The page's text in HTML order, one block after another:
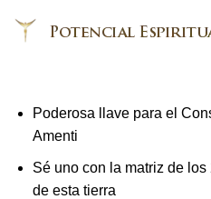
Poderosa llave para el
Amenti
Sé uno con la matriz de
de esta tierra